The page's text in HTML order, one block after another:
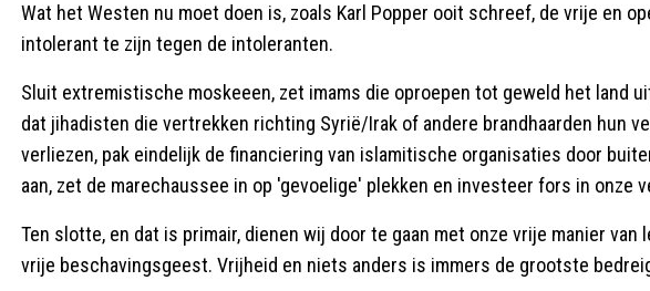
Wat het Westen nu moet doen is, zoals Karl Popper ooit schreef, de vrije en
intolerant te zijn tegen de intoleranten.
Sluit extremistische moskeeen, zet imams die oproepen tot geweld het land
dat jihadisten die vertrekken richting Syrië/Irak of andere brandhaarden hun
verliezen, pak eindelijk de financiering van islamitische organisaties door
aan, zet de marechaussee in op 'gevoelige' plekken en investeer fors in onze
Ten slotte, en dat is primair, dienen wij door te gaan met onze vrije manier
vrije beschavingsgeest. Vrijheid en niets anders is immers de grootste